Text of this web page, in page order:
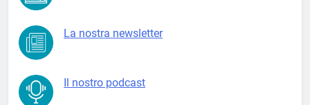
La nostra newsletter
Il nostro podcast